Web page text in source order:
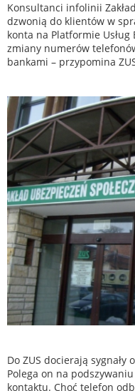
Konsultanci infolinii
dzwonią do klientów w
konta na Platformie Usług
zmiany numerów
bankami – przypomina
Do ZUS docierają
Polega on na
kontaktu. Choć telefon